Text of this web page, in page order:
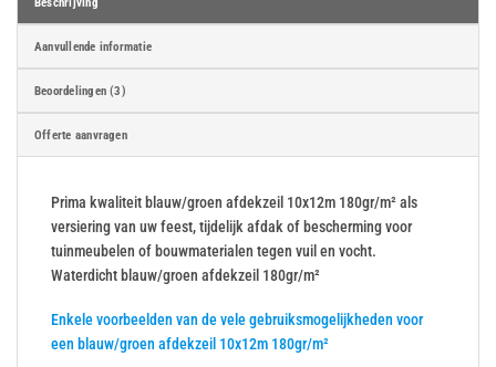
Aanvullende informatie
Beoordelingen (3)
Offerte aanvragen
Prima kwaliteit blauw/groen afdekzeil 10x12m 180gr/m² als
versiering van uw feest, tijdelijk afdak of bescherming voor
tuinmeubelen of bouwmaterialen tegen vuil en vocht.
Waterdicht blauw/groen afdekzeil 180gr/m²
Enkele voorbeelden van de vele gebruiksmogelijkheden voor
een blauw/groen afdekzeil 10x12m 180gr/m²